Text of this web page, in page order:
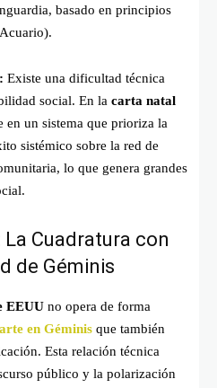
basado en principios
Existe una dificultad técnica
social. En la carta natal
en un sistema que prioriza la
sistémico sobre la red de
lo que genera grandes
Cuadratura con
de Géminis
EEUU no opera de forma
en Géminis que también
Esta relación técnica
público y la polarización